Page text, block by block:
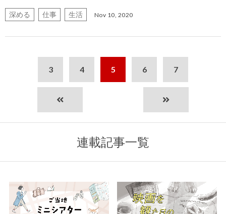
深める 仕事 生活 Nov 10, 2020
3 4 5 6 7
連載記事一覧